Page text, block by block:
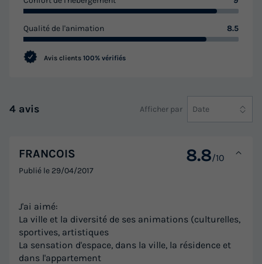
Qualité de l'animation 8.5
Avis clients 100% vérifiés
4 avis Afficher par Date
FRANCOIS 8.8/10
Publié le 29/04/2017
J'ai aimé:
La ville et la diversité de ses animations (culturelles,
sportives, artistiques
La sensation d'espace, dans la ville, la résidence et
dans l'appartement